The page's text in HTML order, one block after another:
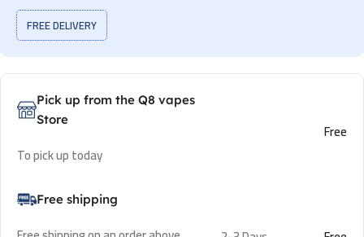
FREE DELIVERY
Pick up from the Q8 vapes
Store
To pick up today
Free
Free shipping